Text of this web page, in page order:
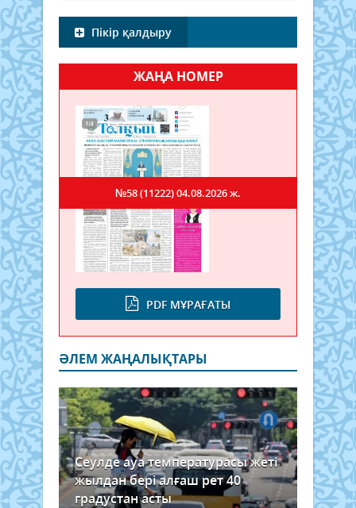
Пікір қалдыру
ЖАҢА НОМЕР
PDF МҰРАҒАТЫ
№58 (11222)04.08.2026 ж.
ӘЛЕМ ЖАҢАЛЫҚТАРЫ
Сеулде ауа температурасы жеті
жылдан бері алғаш рет 40
градустан асты